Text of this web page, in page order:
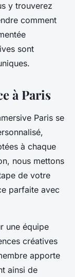
y trouverez
comment
sont
à Paris
Paris se
à chaque
nous mettons
de votre
parfaite avec
une équipe
créatives
apporte
ainsi de